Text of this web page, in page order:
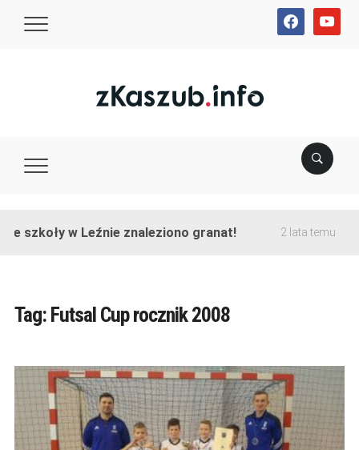
facebookyoutube
szkoły w Leźnie znaleziono granat! 2 lata temu
Tag: Futsal Cup rocznik 2008